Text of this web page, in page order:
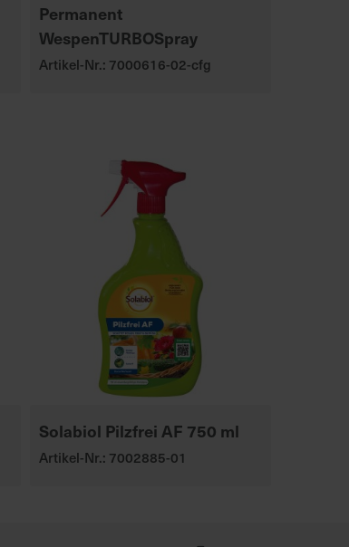
Permanent
WespenTURBOSpray
Artikel-Nr.: 7000616-02-cfg
Solabiol Pilzfrei AF 750 ml
Artikel-Nr.: 7002885-01